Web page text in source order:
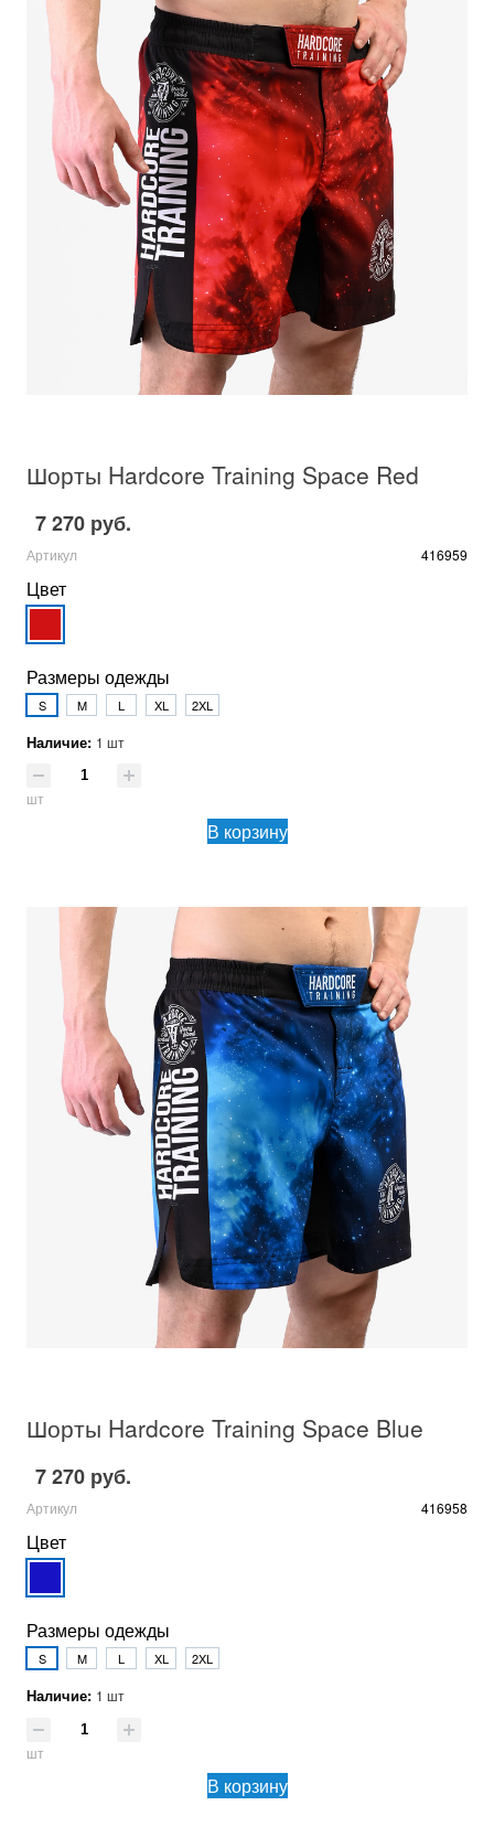
Шорты Hardcore Training Space Red
7 270 руб.
Артикул 416959
Цвет
Размеры одежды
S M L XL 2XL
Наличие: 1 шт
шт
В корзину
Шорты Hardcore Training Space Blue
7 270 руб.
Артикул 416958
Цвет
Размеры одежды
S M L XL 2XL
Наличие: 1 шт
шт
В корзину